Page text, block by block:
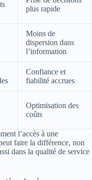
plus rapide
Moins de
dispersion dans
l’information
Confiance et
fiabilité accrues
Optimisation des
coûts
l’accès à une
faire la différence, non
dans la qualité de service